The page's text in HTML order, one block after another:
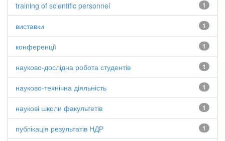
1
training of scientific personnel
1
виставки
1
конференції
1
науково-дослідна робота студентів
1
науково-технічна діяльність
1
наукові школи факультетів
1
публікація результатів НДР